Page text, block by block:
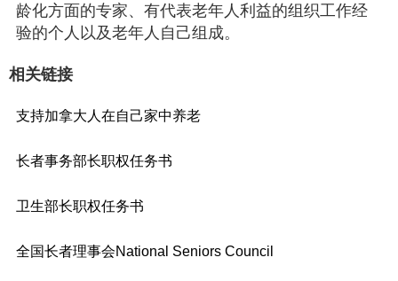
龄化方面的专家、有代表老年人利益的组织工作经
验的个人以及老年人自己组成。
相关链接
支持加拿大人在自己家中养老
长者事务部长职权任务书
卫生部长职权任务书
全国长者理事会National Seniors Council